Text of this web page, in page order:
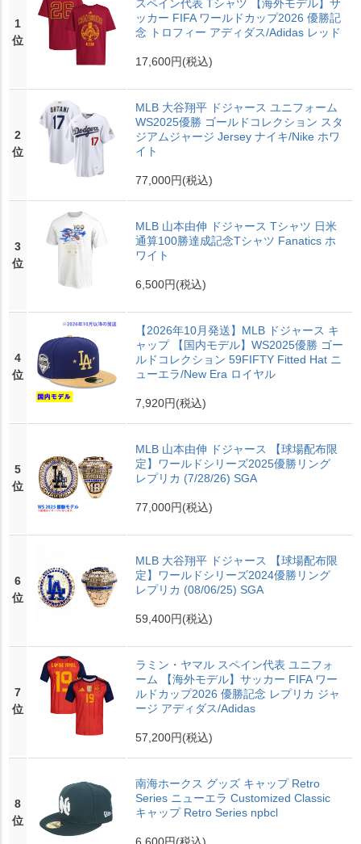
1
位
スペイン代表 Tシャツ 【海外モデル】サ
ッカー FIFA ワールドカップ2026 優勝記
念 トロフィー アディダス/Adidas レッド
17,600円(税込)
2
位
MLB 大谷翔平 ドジャース ユニフォーム
WS2025優勝 ゴールドコレクション スタ
ジアムジャージ Jersey ナイキ/Nike ホワ
イト
77,000円(税込)
3
位
MLB 山本由伸 ドジャース Tシャツ 日米
通算100勝達成記念Tシャツ Fanatics ホ
ワイト
6,500円(税込)
4
位
【2026年10月発送】MLB ドジャース キ
ャップ 【国内モデル】WS2025優勝 ゴー
ルドコレクション 59FIFTY Fitted Hat ニ
ューエラ/New Era ロイヤル
7,920円(税込)
5
位
MLB 山本由伸 ドジャース 【球場配布限
定】ワールドシリーズ2025優勝リング
レプリカ (7/28/26) SGA
77,000円(税込)
6
位
MLB 大谷翔平 ドジャース 【球場配布限
定】ワールドシリーズ2024優勝リング
レプリカ (08/06/25) SGA
59,400円(税込)
7
位
ラミン・ヤマル スペイン代表 ユニフォ
ーム 【海外モデル】サッカー FIFA ワー
ルドカップ2026 優勝記念 レプリカ ジャ
ージ アディダス/Adidas
57,200円(税込)
8
位
南海ホークス グッズ キャップ Retro
Series ニューエラ Customized Classic
キャップ Retro Series npbcl